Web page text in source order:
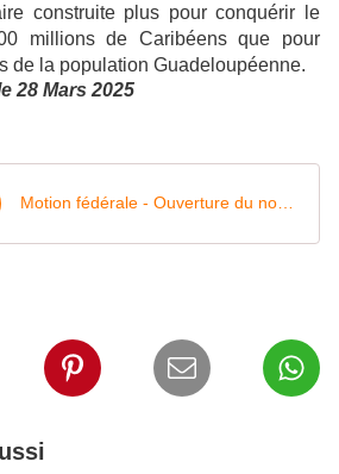
construite plus pour conquérir le
millions de Caribéens que pour
de la population Guadeloupéenne.
Mars 2025